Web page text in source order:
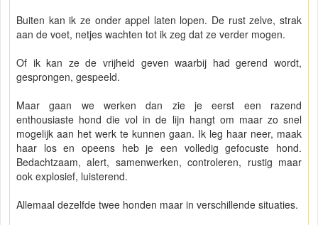
Buiten kan ik ze onder appel laten lopen. De rust zelve, strak
aan de voet, netjes wachten tot ik zeg dat ze verder mogen.
Of ik kan ze de vrijheid geven waarbij had gerend wordt,
gesprongen, gespeeld.
Maar gaan we werken dan zie je eerst een razend
enthousiaste hond die vol in de lijn hangt om maar zo snel
mogelijk aan het werk te kunnen gaan. Ik leg haar neer, maak
haar los en opeens heb je een volledig gefocuste hond.
Bedachtzaam, alert, samenwerken, controleren, rustig maar
ook explosief, luisterend.
Allemaal dezelfde twee honden maar in verschillende situaties.